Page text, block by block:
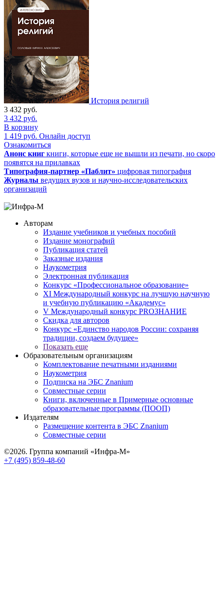
История религий
3 432 руб.
3 432 руб.
В корзину
1 419 руб. Онлайн доступ
Ознакомиться
Анонс книг книги, которые еще не вышли из печати, но скоро
появятся на прилавках
Типография-партнер «Паблит» цифровая типография
Журналы ведущих вузов и научно-исследовательских
организаций
Авторам
Издание учебников и учебных пособий
Издание монографий
Публикация статей
Заказные издания
Наукометрия
Электронная публикация
Конкурс «Профессиональное образование»
XI Международный конкурс на лучшую научную
и учебную публикацию «Академус»
V Международный конкурс PROЗНАНИЕ
Скидка для авторов
Конкурс «Единство народов России: сохраняя
традиции, создаем будущее»
Показать еще
Образовательным организациям
Комплектование печатными изданиями
Наукометрия
Подписка на ЭБС Znanium
Совместные серии
Книги, включенные в Примерные основные
образовательные программы (ПООП)
Издателям
Размещение контента в ЭБС Znanium
Совместные серии
©2026. Группа компаний «Инфра-М»
+7 (495) 859-48-60